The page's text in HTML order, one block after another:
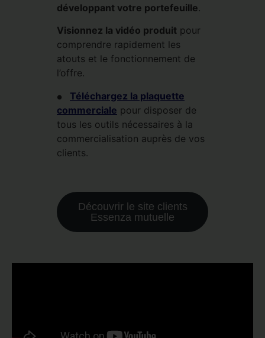
développant votre portefeuille.
Visionnez la vidéo produit pour
comprendre rapidement les
atouts et le fonctionnement de
l’offre.
●
Téléchargez la plaquette
commerciale pour disposer de
tous les outils nécessaires à la
commercialisation auprès de vos
clients.
Découvrir le site clients
Essenza mutuelle